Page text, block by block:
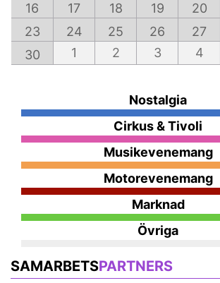
16
17 18 19 20
23
24 25 26 27
30
1 2 3 4
Nostalgia
Cirkus & Tivoli
Musikevenemang
Motorevenemang
Marknad
Övriga
SAMARBETSPARTNERS